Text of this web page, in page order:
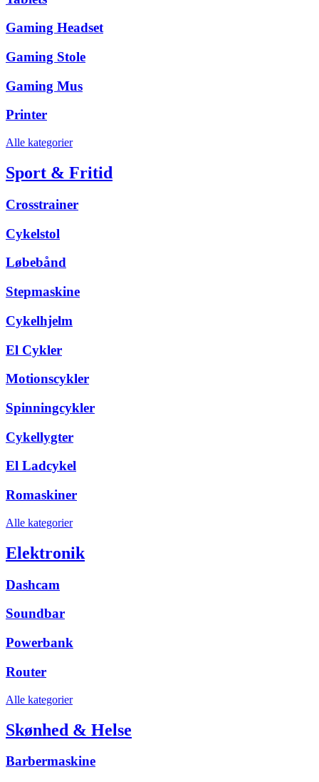
Gaming Headset
Gaming Stole
Gaming Mus
Printer
Alle kategorier
Sport & Fritid
Crosstrainer
Cykelstol
Løbebånd
Stepmaskine
Cykelhjelm
El Cykler
Motionscykler
Spinningcykler
Cykellygter
El Ladcykel
Romaskiner
Alle kategorier
Elektronik
Dashcam
Soundbar
Powerbank
Router
Alle kategorier
Skønhed & Helse
Barbermaskine